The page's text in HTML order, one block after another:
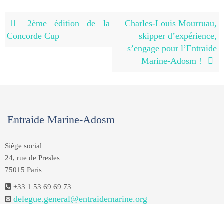
2ème édition de la
Concorde Cup
Charles-Louis Mourruau,
skipper d’expérience,
s’engage pour l’Entraide
Marine-Adosm !
Entraide Marine-Adosm
Siège social
24, rue de Presles
75015 Paris
+33 1 53 69 69 73
delegue.general@entraidemarine.org